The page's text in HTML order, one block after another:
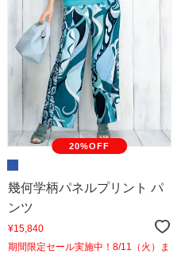
20%OFF
幾何学柄パネルプリント パ
ンツ
¥15,840
期間限定セール実施中！8/11（火）ま